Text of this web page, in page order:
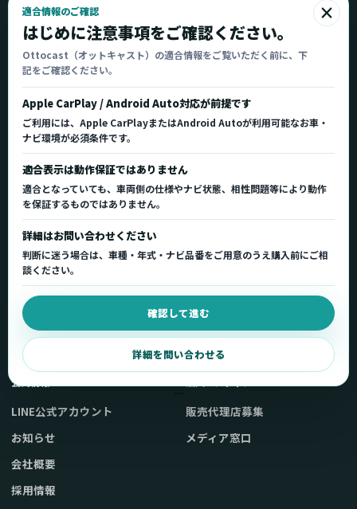
×
適合情報のご確認
はじめに注意事項をご確認ください。
Ottocast（オットキャスト）の適合情報をご覧いただく前に、下
記をご確認ください。
Apple CarPlay / Android Auto対応が前提です
ご利用には、Apple CarPlayまたはAndroid Autoが利用可能なお車・
ナビ環境が必須条件です。
適合表示は動作保証ではありません
適合となっていても、車両側の仕様やナビ状態、相性問題等により動作
を保証するものではありません。
詳細はお問い合わせください
判断に迷う場合は、車種・年式・ナビ品番をご用意のうえ購入前にご相
談ください。
確認して進む
詳細を問い合わせる
Ottocast
オットキャスト
Ottocast正規販売代理店 Azgate株式会社
Ottocast（オットキャスト）の製品情報、車種適
合、サポート情報を日本国内向けに整理してご案内し
ます。
正規販売代理店 車種適合情報 国内サポート窓口
製品を探す
製品一覧
車種適合を確認
用途から製品を選ぶ
取扱店舗・購入先
弊社販売ストアへ
Q&A・症状別サポート
起動不良復旧サービス
公式情報
LINE公式アカウント
お知らせ
会社概要
採用情報
販売代理店募集
メディア窓口